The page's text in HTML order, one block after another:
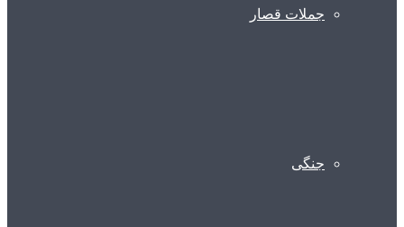
جملات قصار
جنگی